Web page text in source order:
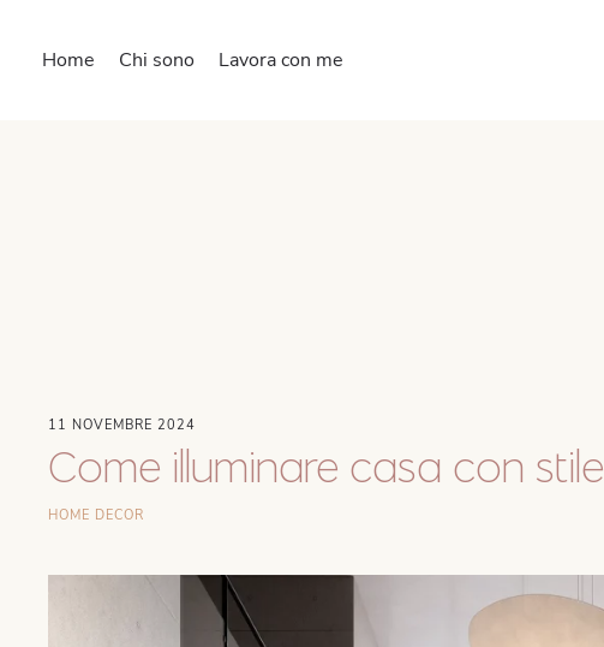
Home Chi sono Lavora con me
11 NOVEMBRE 2024
Come illuminare casa con
HOME DECOR